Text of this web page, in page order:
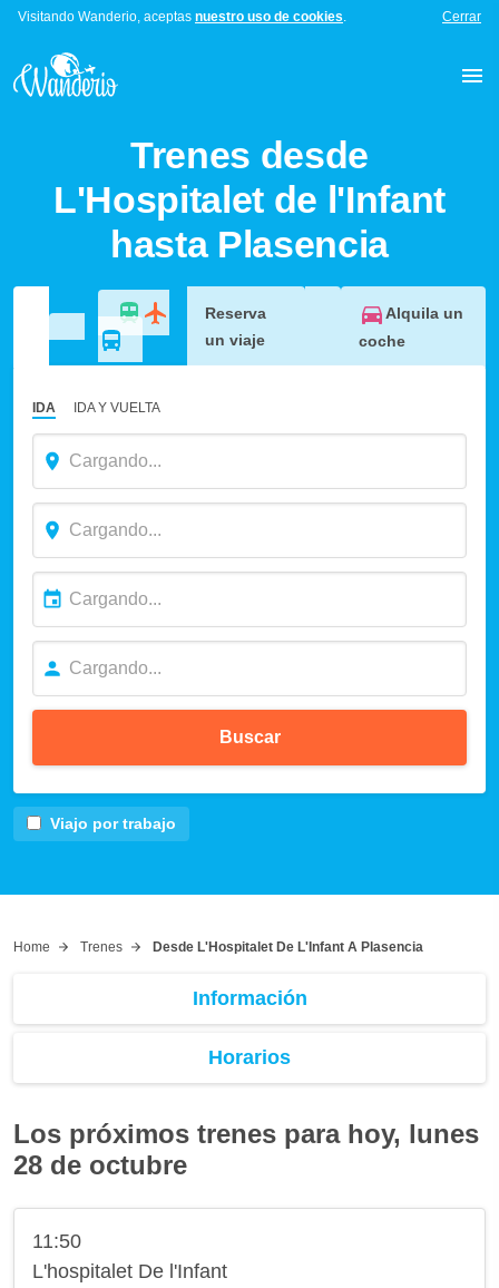
Visitando Wanderio, aceptas nuestro uso de cookies. Cerrar
Trenes desde
L'Hospitalet de l'Infant
hasta Plasencia
Reserva
un viaje
Alquila un
coche
IDA IDA Y VUELTA
Buscar
Viajo por trabajo
Home Trenes Desde L'Hospitalet De L'Infant A Plasencia
Información
Horarios
Los próximos trenes para hoy, lunes
28 de octubre
11:50
L'hospitalet De l'Infant